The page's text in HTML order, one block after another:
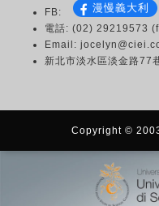
FB: 漫慢義大利
電話: (02) 29219573
Email:
新北市淡水區淡金路77
Copyright ©